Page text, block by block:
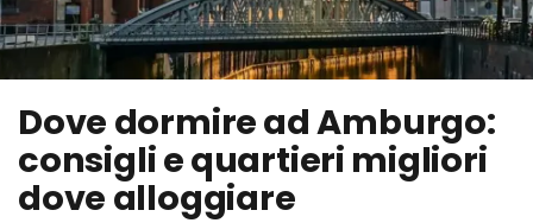
Dove dormire ad Amburgo:
consigli e quartieri migliori
dove alloggiare